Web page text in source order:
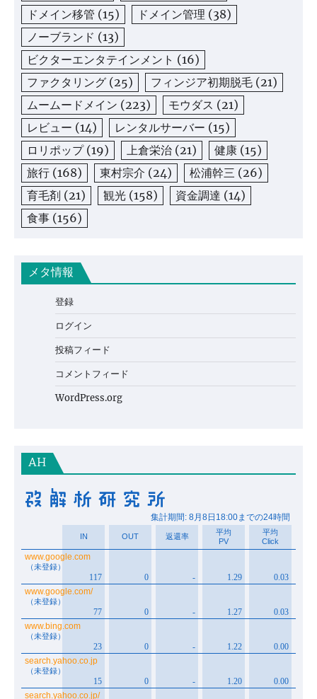
ドメイン移管 (15) ドメイン管理 (38)
ノーブランド (13)
ビクターエンタテインメント (16)
ファクタリング (25) フィンジア初期脱毛 (21)
ムームードメイン (223) モウダス (21)
レビュー (14) レンタルサーバー (15)
ロリポップ(19) 上倉栄治 (21) 健康 (15)
旅行 (168) 東村宗介 (24) 松浦幹三 (26)
育毛剤 (21) 観光 (158) 資金調達 (14)
食事 (156)
メタ情報
登録
ログイン
投稿フィード
コメントフィード
WordPress.org
AH